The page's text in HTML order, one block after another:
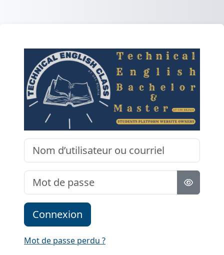
Connexion à
Nom d’utilisateur ou courriel
Mot de passe
Connexion
Mot de passe perdu ?